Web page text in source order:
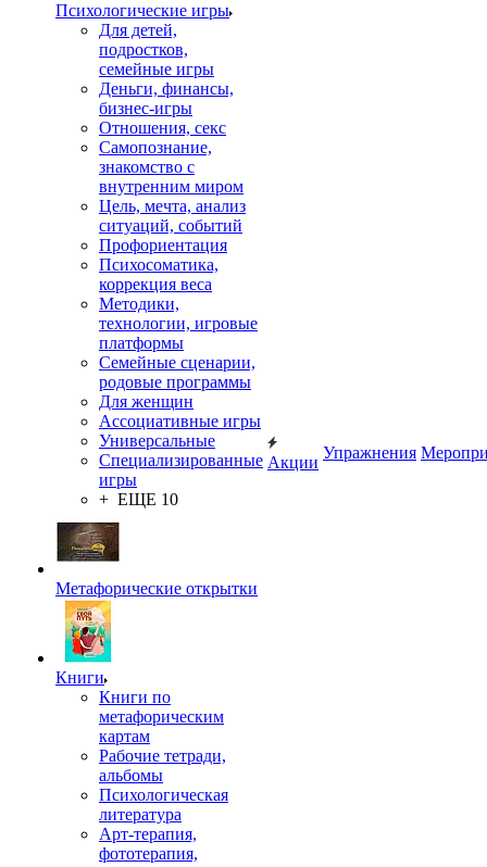
Психологические игры
Для детей,
подростков,
семейные игры
Деньги, финансы,
бизнес-игры
Отношения, секс
Самопознание,
знакомство с
внутренним миром
Цель, мечта, анализ
ситуаций, событий
Профориентация
Психосоматика,
коррекция веса
Методики,
технологии, игровые
платформы
Семейные сценарии,
родовые программы
Для женщин
Ассоциативные игры
Универсальные
Специализированные
игры
+ ЕЩЕ 10
Метафорические открытки
Книги
Книги по
метафорическим
картам
Рабочие тетради,
альбомы
Психологическая
литература
Арт-терапия,
фототерапия,
Акции
Упражнения